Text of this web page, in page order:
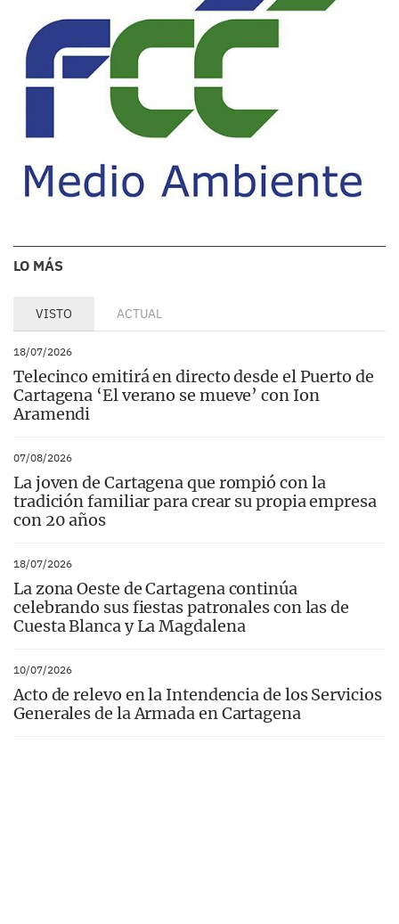
LO MÁS
VISTO ACTUAL
18/07/2026
Telecinco emitirá en directo desde el Puerto de
Cartagena ‘El verano se mueve’ con Ion
Aramendi
07/08/2026
La joven de Cartagena que rompió con la
tradición familiar para crear su propia empresa
con 20 años
18/07/2026
La zona Oeste de Cartagena continúa
celebrando sus fiestas patronales con las de
Cuesta Blanca y La Magdalena
10/07/2026
Acto de relevo en la Intendencia de los Servicios
Generales de la Armada en Cartagena